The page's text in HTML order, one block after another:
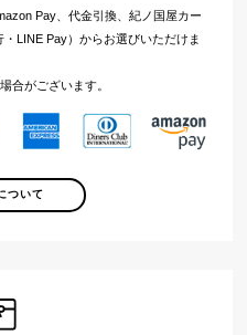
Pay、代金引換、紀ノ国屋カー
LINE Pay）からお選びいただけま
合がございます。
ついて